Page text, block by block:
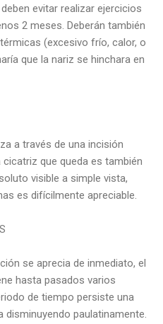
evitar realizar ejercicios
2 meses. Deberán también
(excesivo frío, calor, o
que la nariz se hinchara en
a través de una incisión
que queda es también
visible a simple vista,
es difícilmente apreciable.
se aprecia de inmediato, el
hasta pasados varios
de tiempo persiste una
paulatinamente.